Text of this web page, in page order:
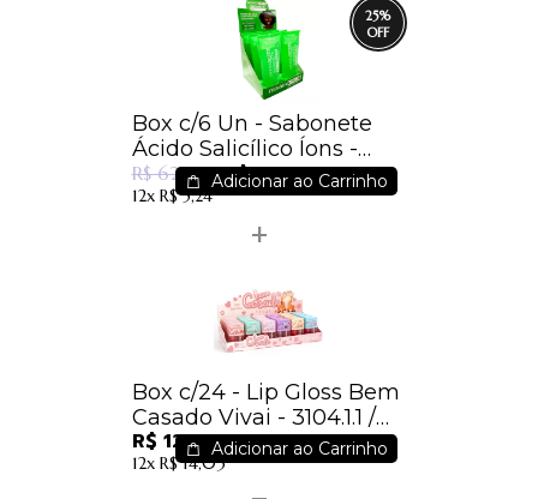
25%
Box c/6 Un - Sabonete
Ácido Salicílico Íons -
Dermachem
R$ 62,01 R$ 46,46
12x R$ 5,24
Adicionar ao Carrinho
Box c/24 - Lip Gloss Bem
Casado Vivai - 3104.1.1 /
5,18
R$ 124,32
12x R$ 14,03
Adicionar ao Carrinho